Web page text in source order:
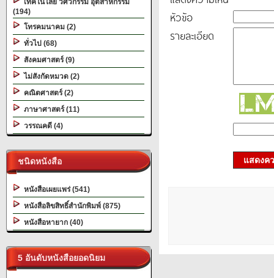
เทคโนโลยี วิศวกรรม อุตสาหกรรม
(194)
โทรคมนาคม (2)
ทั่วไป (68)
สังคมศาสตร์ (9)
ไม่สังกัดหมวด (2)
คณิตศาสตร์ (2)
ภาษาศาสตร์ (11)
วรรณคดี (4)
ชนิดหนังสือ
หนังสือเผยแพร่ (541)
หนังสือลิขสิทธิ์สำนักพิมพ์ (875)
หนังสือหายาก (40)
5 อันดับหนังสือยอดนิยม
หัวข้อ
รายละเอียด
แสดงค